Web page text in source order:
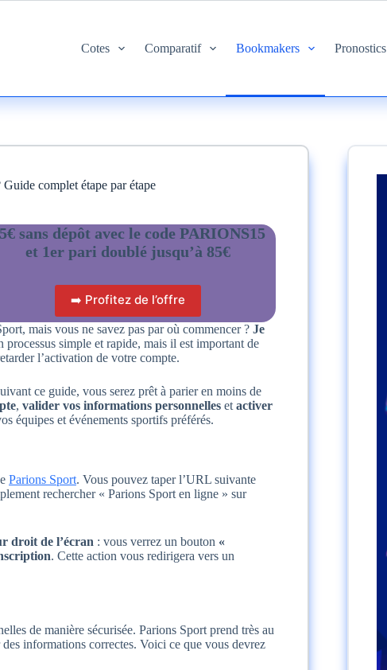
Cotes Comparatif Bookmakers Pronostics
complet étape par étape
sans dépôt avec le code PARIONS15
et 1er pari doublé jusqu’à 85€
➡️ Profitez de l’offre
mais vous ne savez pas par où commencer ? Je
processus simple et rapide, mais il est important de
l’activation de votre compte.
ce guide, vous serez prêt à parier en moins de
, valider vos informations personnelles et activer
équipes et événements sportifs préférés.
Parions Sport. Vous pouvez taper l’URL suivante
rechercher « Parions Sport en ligne » sur
droit de l’écran : vous verrez un bouton «
. Cette action vous redirigera vers un
de manière sécurisée. Parions Sport prend très au
informations correctes. Voici ce que vous devrez